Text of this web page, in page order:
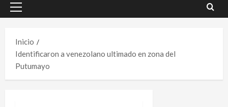
Menú
Inicio
Identificaron a venezolano ultimado en zona del
Putumayo